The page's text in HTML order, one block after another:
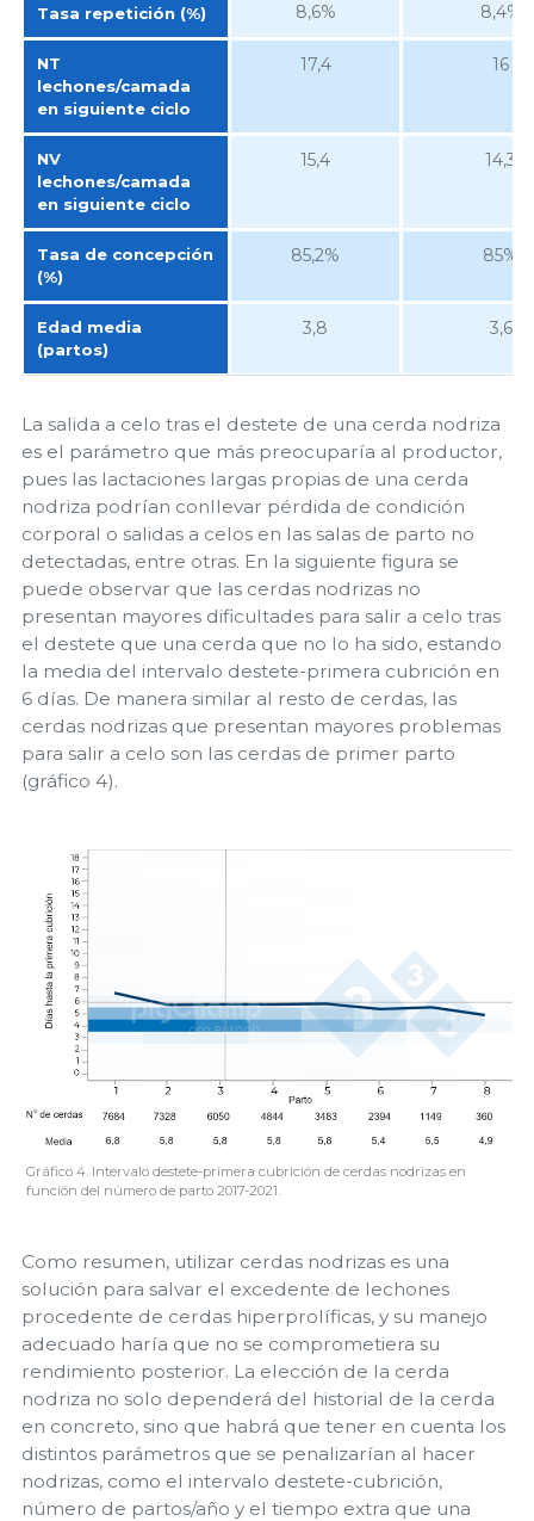
Tasa repetición (%) 8,6% 8,4%
NT
lechones/camada
en siguiente ciclo
17,4 16
NV
lechones/camada
en siguiente ciclo
15,4 14,3
Tasa de concepción
(%)
85,2% 85%
Edad media
(partos)
3,8 3,6
La salida a celo tras el destete de una cerda nodriza
es el parámetro que más preocuparía al productor,
pues las lactaciones largas propias de una cerda
nodriza podrían conllevar pérdida de condición
corporal o salidas a celos en las salas de parto no
detectadas, entre otras. En la siguiente figura se
puede observar que las cerdas nodrizas no
presentan mayores dificultades para salir a celo tras
el destete que una cerda que no lo ha sido, estando
la media del intervalo destete-primera cubrición en
6 días. De manera similar al resto de cerdas, las
cerdas nodrizas que presentan mayores problemas
para salir a celo son las cerdas de primer parto
(gráfico 4).
Gráfico 4. Intervalo destete-primera cubrición de cerdas nodrizas en
función del número de parto 2017-2021.
Como resumen, utilizar cerdas nodrizas es una
solución para salvar el excedente de lechones
procedente de cerdas hiperprolíficas, y su manejo
adecuado haría que no se comprometiera su
rendimiento posterior. La elección de la cerda
nodriza no solo dependerá del historial de la cerda
en concreto, sino que habrá que tener en cuenta los
distintos parámetros que se penalizarían al hacer
nodrizas, como el intervalo destete-cubrición,
número de partos/año y el tiempo extra que una